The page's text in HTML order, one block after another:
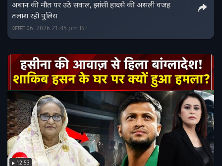
अबान की मौत पर उठे सवाल, झांसी हादसे की असली वजह
तलाश रही पुलिस
अगस्त 06, 2026 21:45 pm IST
12:53